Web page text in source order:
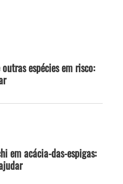
espécies em risco:
em acácia-das-espigas: